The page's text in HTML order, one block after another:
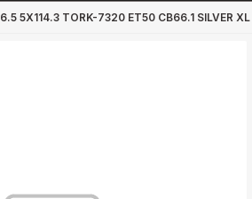
5X114.3 TORK-7320 ET50 CB66.1 SILVER XL